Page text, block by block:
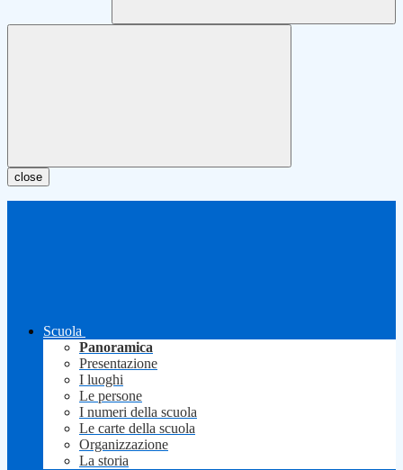
close
Scuola
Panoramica
Presentazione
I luoghi
Le persone
I numeri della scuola
Le carte della scuola
Organizzazione
La storia